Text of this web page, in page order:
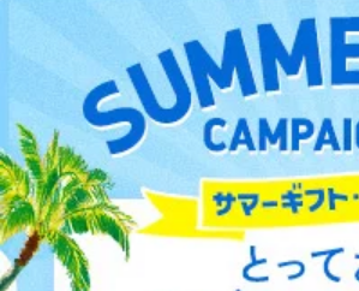
いては、1回の申請ごとに手数料、
郵送料：860円（内訳：定形110円
人限定受取郵便270円)
(2024年10月1日現在)
※上記郵送料は国内郵便の場合の費
の郵送の場合は、実費をご負担いた
手数料等の支払方法
費用のお支払方法は、郵送料分の郵
申請書類に同封してください。
(郵便局にお支払いいただく手数料
です。また、郵便定額小為替は無
DOWNLOAD FOR
ご利用方法はこちら
総合案内
アフィリエイト